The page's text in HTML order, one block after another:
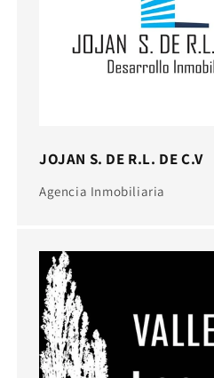
JOJAN S. DE R.L. DE C.V
Agencia Inmobiliaria